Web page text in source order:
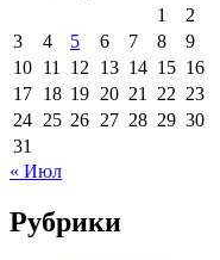
1
2
3
4 5 6 7 8
9
10 11 12 13 14 15 16
17 18 19 20 21 22 23
24 25 26 27 28 29 30
31
« Июл
Рубрики